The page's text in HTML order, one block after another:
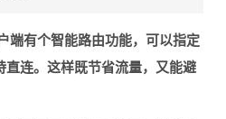
端有个智能路由功能，可以指定
直连。这样既节省流量，又能避